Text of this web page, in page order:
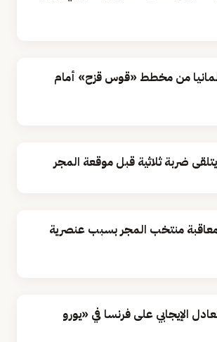
من مخطط «قوس قزح» أمام
ضربة ثلاثية قبل موقعة المجر
منتخب المجر بسبب عنصرية
الإيجابي على فرنسا في «يورو